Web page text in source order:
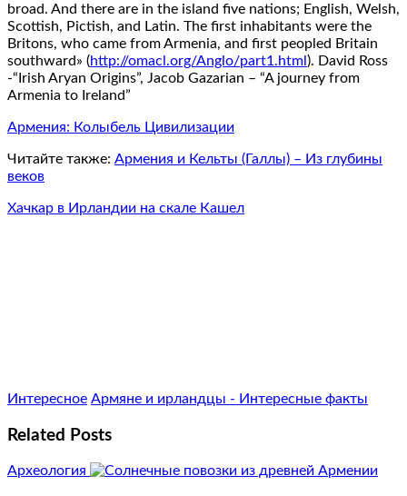
broad. And there are in the island five nations; English, Welsh,
Scottish, Pictish, and Latin. The first inhabitants were the
Britons, who came from Armenia, and first peopled Britain
southward» (http://omacl.org/Anglo/part1.html ). David Ross
-“Irish Aryan Origins”, Jacob Gazarian – “A journey from
Armenia to Ireland”
Армения: Колыбель Цивилизации
Читайте также: Армения и Кельты (Галлы) – Из глубины
веков
Хачкар в Ирландии на скале Кашел
Интересное Армяне и ирландцы - Интересные факты
Related Posts
Археология